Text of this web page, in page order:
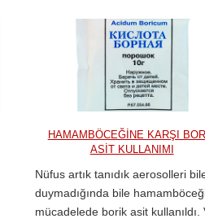
HAMAMBÖCEĞINE KARŞI
ASIT KULLANIMI
Nüfus artık tanıdık aerosolleri
duymadığında bile
mücadelede borik asit kullanıldı.